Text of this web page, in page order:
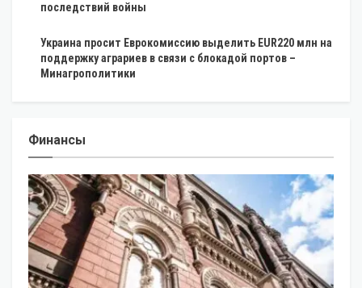
последствий войны
Украина просит Еврокомиссию выделить EUR220 млн на
поддержку аграриев в связи с блокадой портов –
Минагрополитики
Финансы